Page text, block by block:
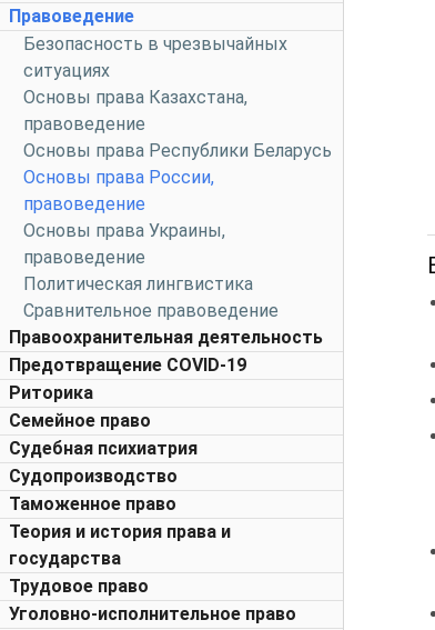
Правоведение
Безопасность в чрезвычайных
ситуациях
Основы права Казахстана,
правоведение
Основы права Республики Беларусь
Основы права России,
правоведение
Основы права Украины,
правоведение
Политическая лингвистика
Сравнительное правоведение
Правоохранительная деятельность
Предотвращение COVID-19
Риторика
Семейное право
Судебная психиатрия
Судопроизводство
Таможенное право
Теория и история права и
государства
Трудовое право
Уголовно-исполнительное право